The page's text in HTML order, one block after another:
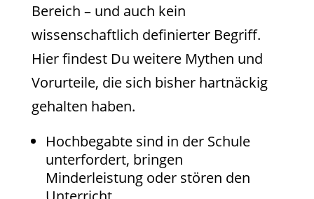
Bereich – und auch kein
wissenschaftlich definierter Begriff.
Hier findest Du weitere Mythen und
Vorurteile, die sich bisher hartnäckig
gehalten haben.
Hochbegabte sind in der Schule
unterfordert, bringen
Minderleistung oder stören den